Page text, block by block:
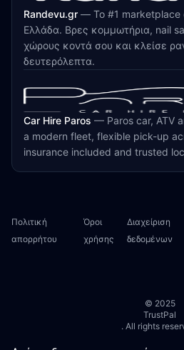
Randevu.gr — Το #1 marketplace
Ελλάδα. Βρες κομμωτήρια, nail
χώρους κοντά σου και κλείσε
δευτερόλεπτα.
Car Hire Paros — Paros car, ATV
a modern fleet, flexible pick-up
insurance included and trusted
Πολιτική
απορρήτου
Όροι
χρήσης
Διαχείριση
δεδομένων
© 2025
TrustPal
. All rights